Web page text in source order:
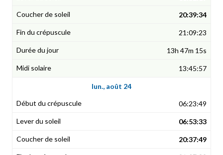
20:39:34
21:09:23
13h 47m 15s
13:45:57
lun., août 24
06:23:49
06:53:33
20:37:49